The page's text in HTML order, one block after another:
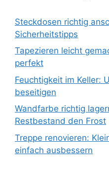
Steckdosen richtig
Sicherheitstipps
Tapezieren leicht
perfekt
Feuchtigkeit im Keller:
beseitigen
Wandfarbe richtig
Restbestand den Frost
Treppe renovieren:
einfach ausbessern